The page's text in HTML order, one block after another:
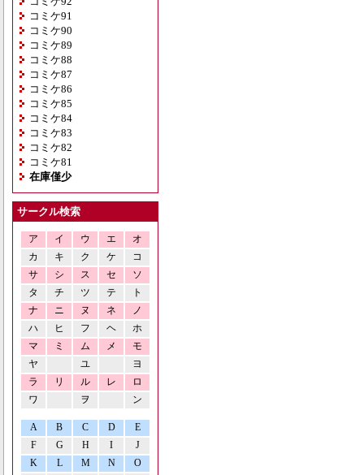
コミケ91
コミケ90
コミケ89
コミケ88
コミケ87
コミケ86
コミケ85
コミケ84
コミケ83
コミケ82
コミケ81
在庫僅少
サークル検索
ア イ ウ エ
オ
カ
キ ク ケ
コ
サ
シ ス セ
ソ
タ
チ ツ テ
ト
ナ
ニ ヌ ネ
ノ
ハ
ヒ フ ヘ
ホ
マ
ミ ム メ
モ
ヤ
ユ
ヨ
ラ
リ ル レ
ロ
ワ
ヲ ン
A B C D
E
F
G H I
J
K
L M N O